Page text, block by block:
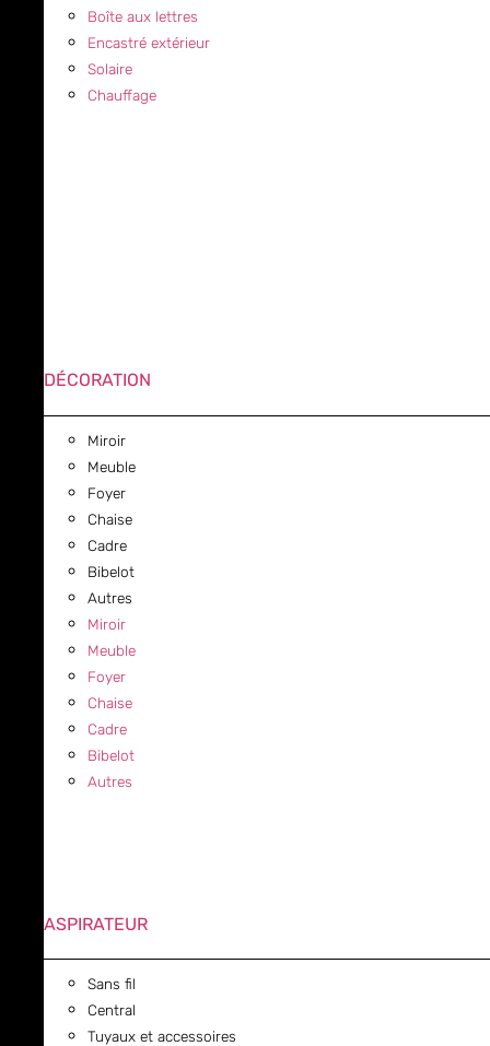
Boîte aux lettres
Encastré extérieur
Solaire
Chauffage
DÉCORATION
Miroir
Meuble
Foyer
Chaise
Cadre
Bibelot
Autres
Miroir
Meuble
Foyer
Chaise
Cadre
Bibelot
Autres
ASPIRATEUR
Sans fil
Central
Tuyaux et accessoires